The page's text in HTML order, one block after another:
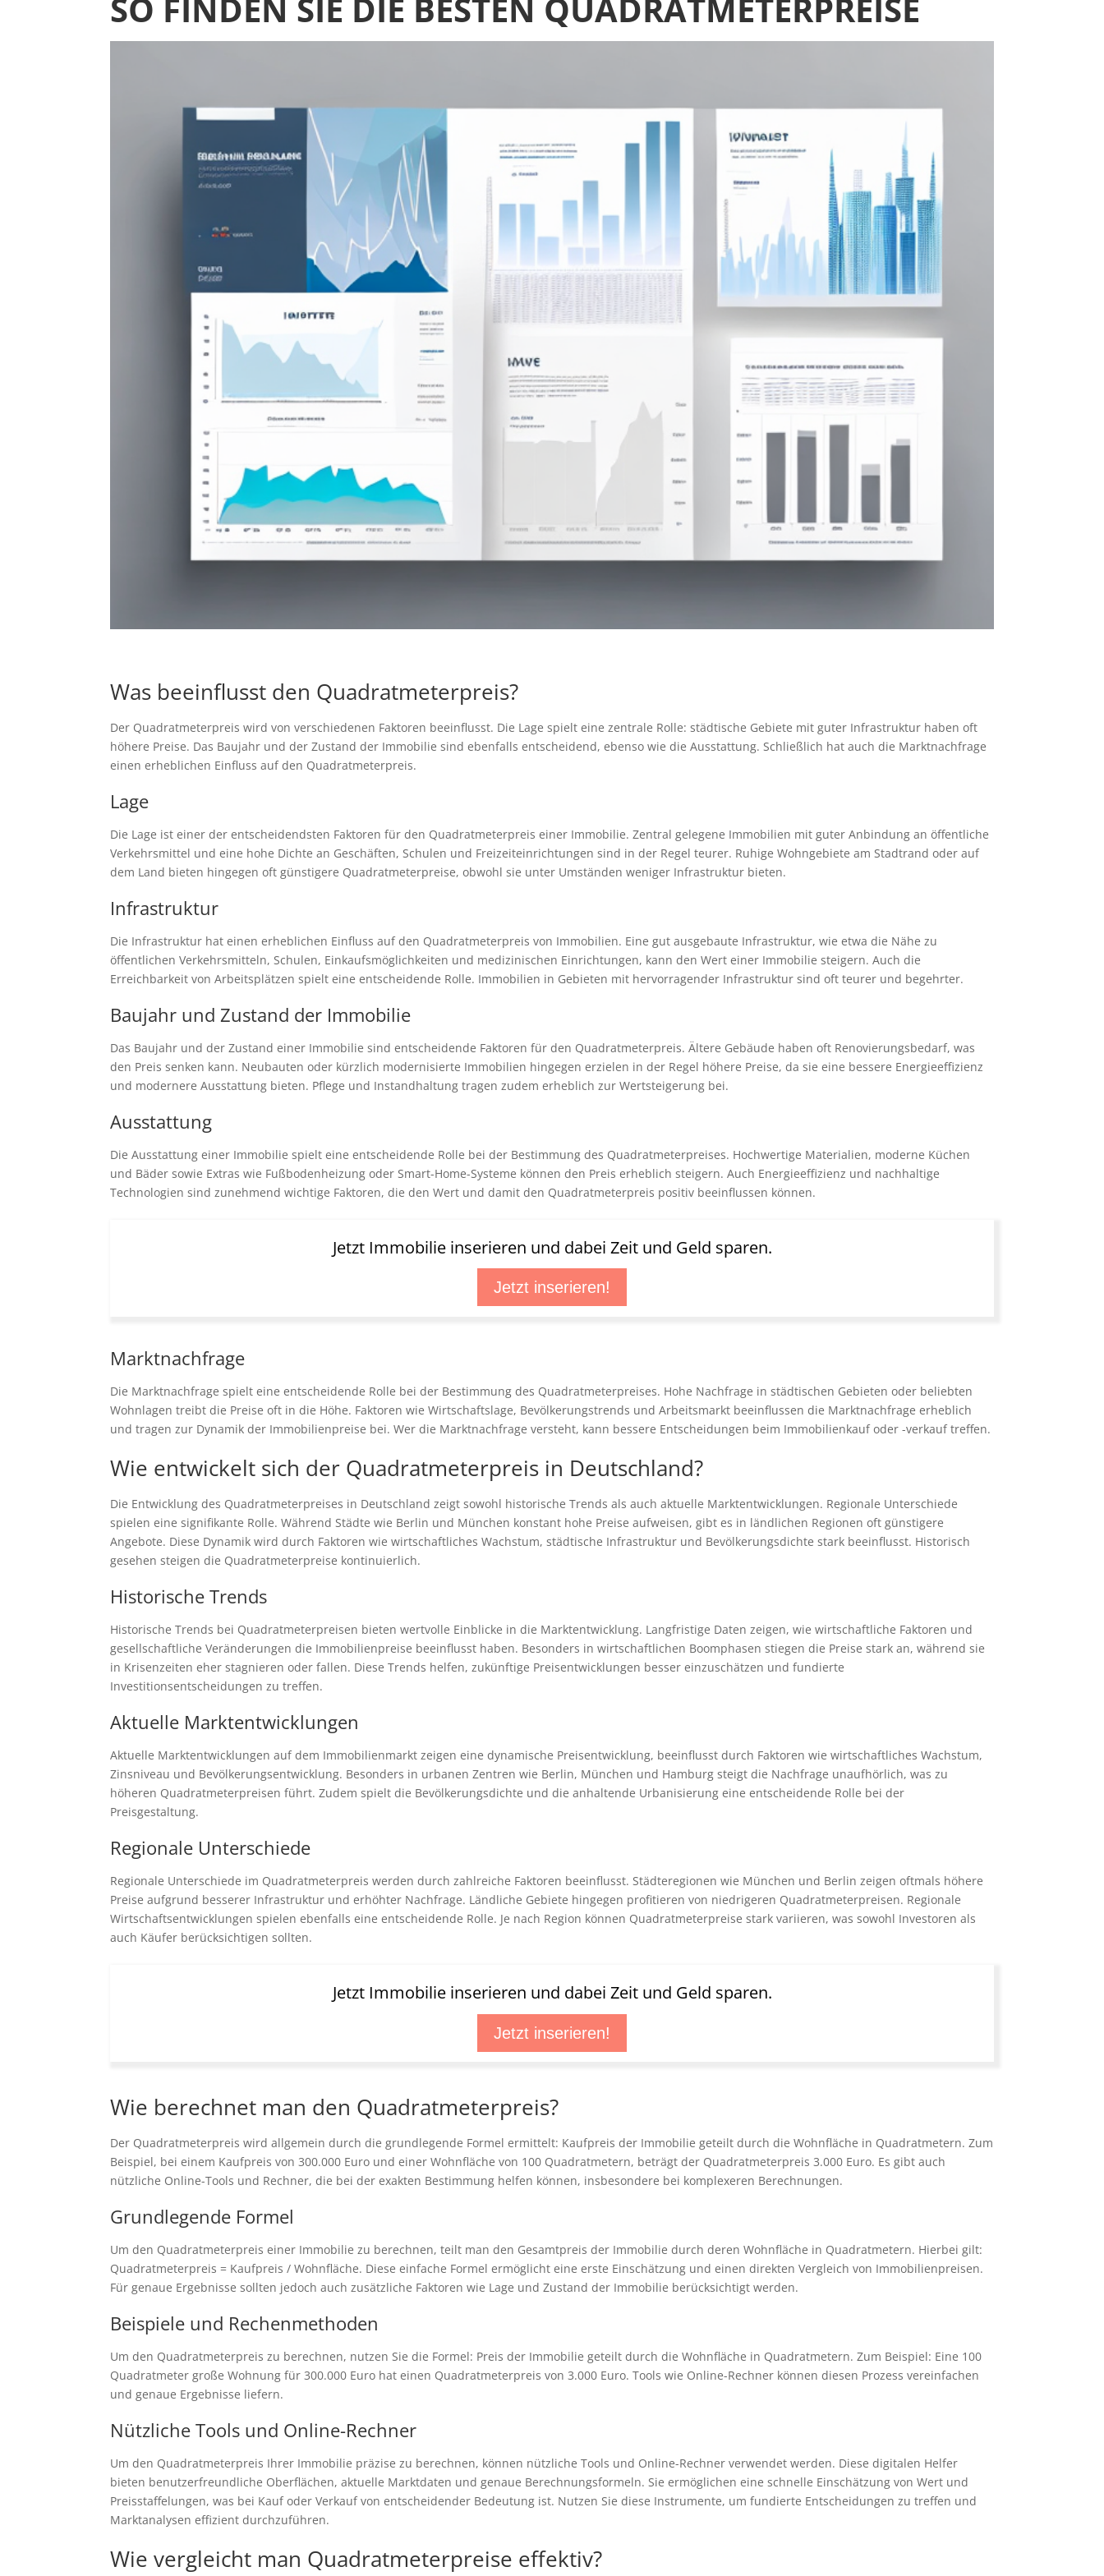
SO FINDEN SIE DIE BESTEN QUADRATMETERPREISE
Was beeinflusst den Quadratmeterpreis?
Der Quadratmeterpreis wird von verschiedenen Faktoren beeinflusst. Die Lage spielt eine zentrale Rolle: städtische Gebiete mit guter Infrastruktur haben oft
höhere Preise. Das Baujahr und der Zustand der Immobilie sind ebenfalls entscheidend, ebenso wie die Ausstattung. Schließlich hat auch die Marktnachfrage
einen erheblichen Einfluss auf den Quadratmeterpreis.
Lage
Die Lage ist einer der entscheidendsten Faktoren für den Quadratmeterpreis einer Immobilie. Zentral gelegene Immobilien mit guter Anbindung an öffentliche
Verkehrsmittel und eine hohe Dichte an Geschäften, Schulen und Freizeiteinrichtungen sind in der Regel teurer. Ruhige Wohngebiete am Stadtrand oder auf
dem Land bieten hingegen oft günstigere Quadratmeterpreise, obwohl sie unter Umständen weniger Infrastruktur bieten.
Infrastruktur
Die Infrastruktur hat einen erheblichen Einfluss auf den Quadratmeterpreis von Immobilien. Eine gut ausgebaute Infrastruktur, wie etwa die Nähe zu
öffentlichen Verkehrsmitteln, Schulen, Einkaufsmöglichkeiten und medizinischen Einrichtungen, kann den Wert einer Immobilie steigern. Auch die
Erreichbarkeit von Arbeitsplätzen spielt eine entscheidende Rolle. Immobilien in Gebieten mit hervorragender Infrastruktur sind oft teurer und begehrter.
Baujahr und Zustand der Immobilie
Das Baujahr und der Zustand einer Immobilie sind entscheidende Faktoren für den Quadratmeterpreis. Ältere Gebäude haben oft Renovierungsbedarf, was
den Preis senken kann. Neubauten oder kürzlich modernisierte Immobilien hingegen erzielen in der Regel höhere Preise, da sie eine bessere Energieeffizienz
und modernere Ausstattung bieten. Pflege und Instandhaltung tragen zudem erheblich zur Wertsteigerung bei.
Ausstattung
Die Ausstattung einer Immobilie spielt eine entscheidende Rolle bei der Bestimmung des Quadratmeterpreises. Hochwertige Materialien, moderne Küchen
und Bäder sowie Extras wie Fußbodenheizung oder Smart-Home-Systeme können den Preis erheblich steigern. Auch Energieeffizienz und nachhaltige
Technologien sind zunehmend wichtige Faktoren, die den Wert und damit den Quadratmeterpreis positiv beeinflussen können.
Jetzt Immobilie inserieren und dabei Zeit und Geld sparen.
Jetzt inserieren!
Marktnachfrage
Die Marktnachfrage spielt eine entscheidende Rolle bei der Bestimmung des Quadratmeterpreises. Hohe Nachfrage in städtischen Gebieten oder beliebten
Wohnlagen treibt die Preise oft in die Höhe. Faktoren wie Wirtschaftslage, Bevölkerungstrends und Arbeitsmarkt beeinflussen die Marktnachfrage erheblich
und tragen zur Dynamik der Immobilienpreise bei. Wer die Marktnachfrage versteht, kann bessere Entscheidungen beim Immobilienkauf oder -verkauf treffen.
Wie entwickelt sich der Quadratmeterpreis in Deutschland?
Die Entwicklung des Quadratmeterpreises in Deutschland zeigt sowohl historische Trends als auch aktuelle Marktentwicklungen. Regionale Unterschiede
spielen eine signifikante Rolle. Während Städte wie Berlin und München konstant hohe Preise aufweisen, gibt es in ländlichen Regionen oft günstigere
Angebote. Diese Dynamik wird durch Faktoren wie wirtschaftliches Wachstum, städtische Infrastruktur und Bevölkerungsdichte stark beeinflusst. Historisch
gesehen steigen die Quadratmeterpreise kontinuierlich.
Historische Trends
Historische Trends bei Quadratmeterpreisen bieten wertvolle Einblicke in die Marktentwicklung. Langfristige Daten zeigen, wie wirtschaftliche Faktoren und
gesellschaftliche Veränderungen die Immobilienpreise beeinflusst haben. Besonders in wirtschaftlichen Boomphasen stiegen die Preise stark an, während sie
in Krisenzeiten eher stagnieren oder fallen. Diese Trends helfen, zukünftige Preisentwicklungen besser einzuschätzen und fundierte
Investitionsentscheidungen zu treffen.
Aktuelle Marktentwicklungen
Aktuelle Marktentwicklungen auf dem Immobilienmarkt zeigen eine dynamische Preisentwicklung, beeinflusst durch Faktoren wie wirtschaftliches Wachstum,
Zinsniveau und Bevölkerungsentwicklung. Besonders in urbanen Zentren wie Berlin, München und Hamburg steigt die Nachfrage unaufhörlich, was zu
höheren Quadratmeterpreisen führt. Zudem spielt die Bevölkerungsdichte und die anhaltende Urbanisierung eine entscheidende Rolle bei der
Preisgestaltung.
Regionale Unterschiede
Regionale Unterschiede im Quadratmeterpreis werden durch zahlreiche Faktoren beeinflusst. Städteregionen wie München und Berlin zeigen oftmals höhere
Preise aufgrund besserer Infrastruktur und erhöhter Nachfrage. Ländliche Gebiete hingegen profitieren von niedrigeren Quadratmeterpreisen. Regionale
Wirtschaftsentwicklungen spielen ebenfalls eine entscheidende Rolle. Je nach Region können Quadratmeterpreise stark variieren, was sowohl Investoren als
auch Käufer berücksichtigen sollten.
Jetzt Immobilie inserieren und dabei Zeit und Geld sparen.
Jetzt inserieren!
Wie berechnet man den Quadratmeterpreis?
Der Quadratmeterpreis wird allgemein durch die grundlegende Formel ermittelt: Kaufpreis der Immobilie geteilt durch die Wohnfläche in Quadratmetern. Zum
Beispiel, bei einem Kaufpreis von 300.000 Euro und einer Wohnfläche von 100 Quadratmetern, beträgt der Quadratmeterpreis 3.000 Euro. Es gibt auch
nützliche Online-Tools und Rechner, die bei der exakten Bestimmung helfen können, insbesondere bei komplexeren Berechnungen.
Grundlegende Formel
Um den Quadratmeterpreis einer Immobilie zu berechnen, teilt man den Gesamtpreis der Immobilie durch deren Wohnfläche in Quadratmetern. Hierbei gilt:
Quadratmeterpreis = Kaufpreis / Wohnfläche. Diese einfache Formel ermöglicht eine erste Einschätzung und einen direkten Vergleich von Immobilienpreisen.
Für genaue Ergebnisse sollten jedoch auch zusätzliche Faktoren wie Lage und Zustand der Immobilie berücksichtigt werden.
Beispiele und Rechenmethoden
Um den Quadratmeterpreis zu berechnen, nutzen Sie die Formel: Preis der Immobilie geteilt durch die Wohnfläche in Quadratmetern. Zum Beispiel: Eine 100
Quadratmeter große Wohnung für 300.000 Euro hat einen Quadratmeterpreis von 3.000 Euro. Tools wie Online-Rechner können diesen Prozess vereinfachen
und genaue Ergebnisse liefern.
Nützliche Tools und Online-Rechner
Um den Quadratmeterpreis Ihrer Immobilie präzise zu berechnen, können nützliche Tools und Online-Rechner verwendet werden. Diese digitalen Helfer
bieten benutzerfreundliche Oberflächen, aktuelle Marktdaten und genaue Berechnungsformeln. Sie ermöglichen eine schnelle Einschätzung von Wert und
Preisstaffelungen, was bei Kauf oder Verkauf von entscheidender Bedeutung ist. Nutzen Sie diese Instrumente, um fundierte Entscheidungen zu treffen und
Marktanalysen effizient durchzuführen.
Wie vergleicht man Quadratmeterpreise effektiv?